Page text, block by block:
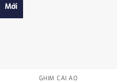
Mới
GHIM CÀI ÁO